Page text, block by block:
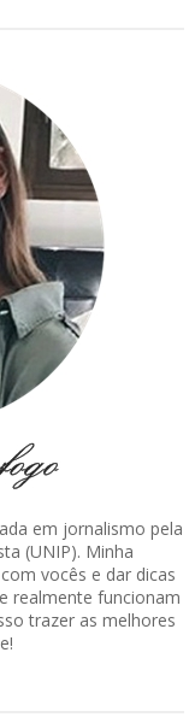
em jornalismo pela
(UNIP). Minha
vocês e dar dicas
realmente funcionam
trazer as melhores